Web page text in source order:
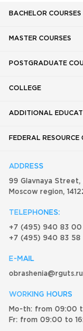
BACHELOR COURSES
MASTER COURSES
POSTGRADUATE
COLLEGE
ADDITIONAL
FEDERAL RESOURCE
ADDRESS
99 Glavnaya Street,
Moscow region,
TELEPHONES:
+7 (495) 940 83 00
+7 (495) 940 83 58
E-MAIL
obrashenia@rguts.ru
WORKING HOURS
Mo-th: from 09:00
Fr: from 09:00 to